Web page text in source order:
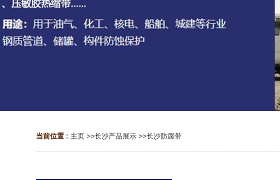
当前位置 : 主页 >>长沙产品展示 >>长沙防腐带